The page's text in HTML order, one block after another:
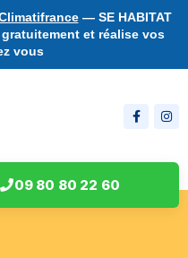
— SE HABITAT
et réalise vos
vous
09 80 80 22 60